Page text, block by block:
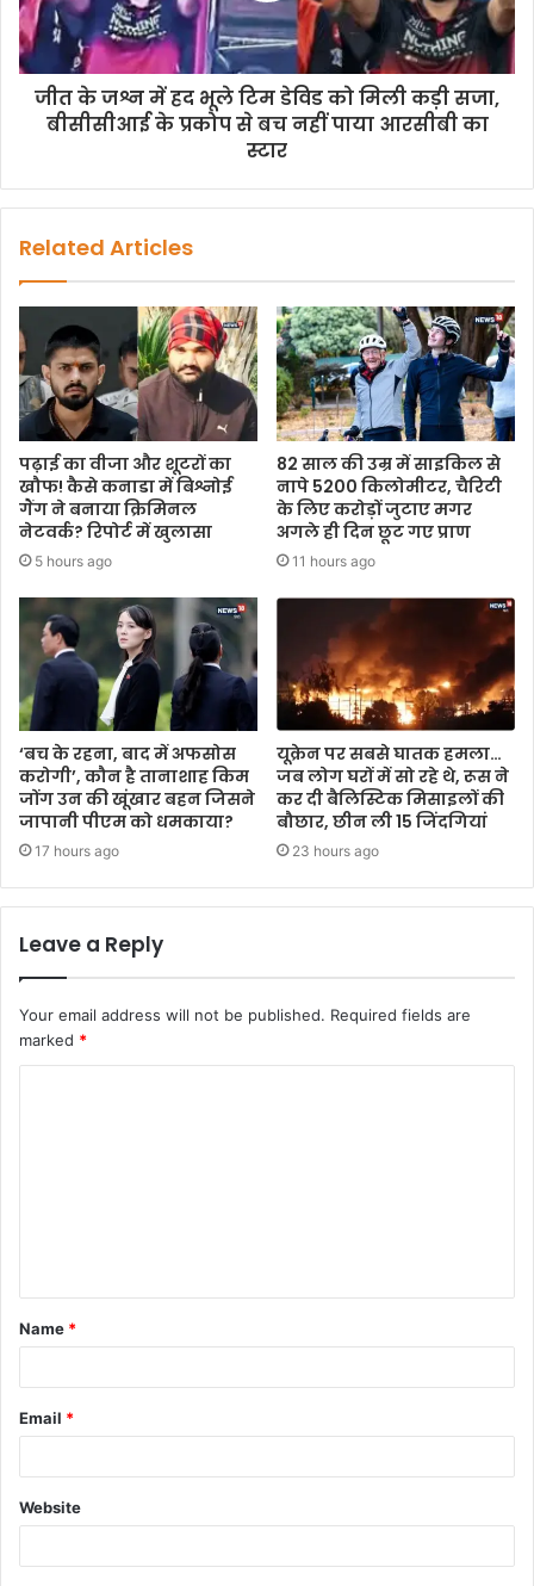
जीत के जश्न में हद भूले टिम डेविड को मिली कड़ी सजा,
बीसीसीआई के प्रकोप से बच नहीं पाया आरसीबी का
स्टार
Related Articles
पढ़ाई का वीजा और शूटरों का
खौफ! कैसे कनाडा में बिश्नोई
गैंग ने बनाया क्रिमिनल
नेटवर्क? रिपोर्ट में खुलासा
5 hours ago
82 साल की उम्र में साइकिल से
नापे 5200 किलोमीटर, चैरिटी
के लिए करोड़ों जुटाए मगर
अगले ही दिन छूट गए प्राण
11 hours ago
‘बच के रहना, बाद में अफसोस
करोगी’, कौन है तानाशाह किम
जोंग उन की खूंखार बहन जिसने
जापानी पीएम को धमकाया?
17 hours ago
यूक्रेन पर सबसे घातक हमला…
जब लोग घरों में सो रहे थे, रूस ने
कर दी बैलिस्टिक मिसाइलों की
बौछार, छीन ली 15 जिंदगियां
23 hours ago
Leave a Reply
Your email address will not be published. Required fields are
marked *
Name *
Email *
Website